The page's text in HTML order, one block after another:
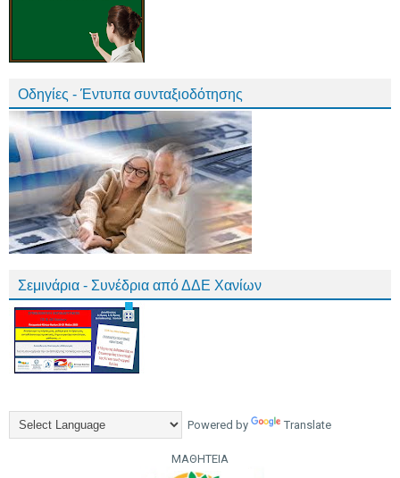
Οδηγίες - Έντυπα συνταξιοδότησης
Σεμινάρια - Συνέδρια από ΔΔΕ Χανίων
Powered by Translate
ΜΑΘΗΤΕΙΑ